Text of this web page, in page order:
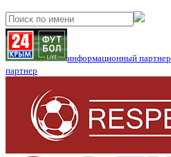
информационный партнер
партнер